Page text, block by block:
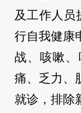
及工作人员
行自我健康
战、咳嗽
痛、乏力、
就诊，排除